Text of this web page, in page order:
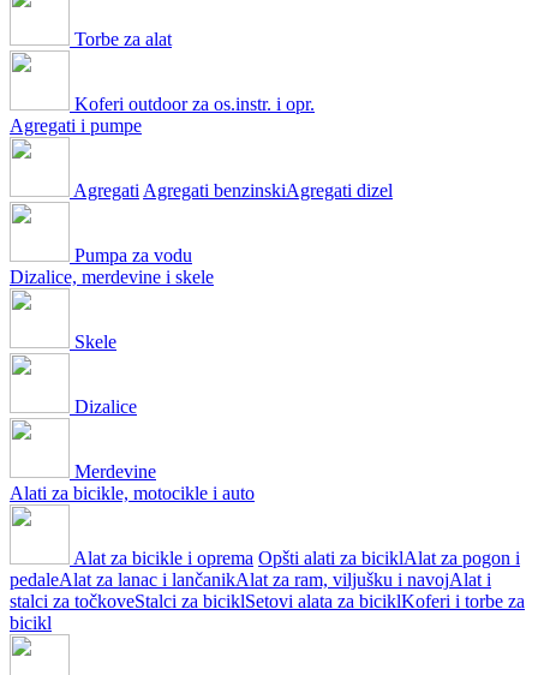
Torbe za alat
Koferi outdoor za os.instr. i opr.
Agregati i pumpe
Agregati Agregati benzinskiAgregati dizel
Pumpa za vodu
Dizalice, merdevine i skele
Skele
Dizalice
Merdevine
Alati za bicikle, motocikle i auto
Alat za bicikle i oprema Opšti alati za biciklAlat za pogon i
pedaleAlat za lanac i lančanikAlat za ram, viljušku i navojAlat i
stalci za točkoveStalci za biciklSetovi alata za biciklKoferi i torbe za
bicikl